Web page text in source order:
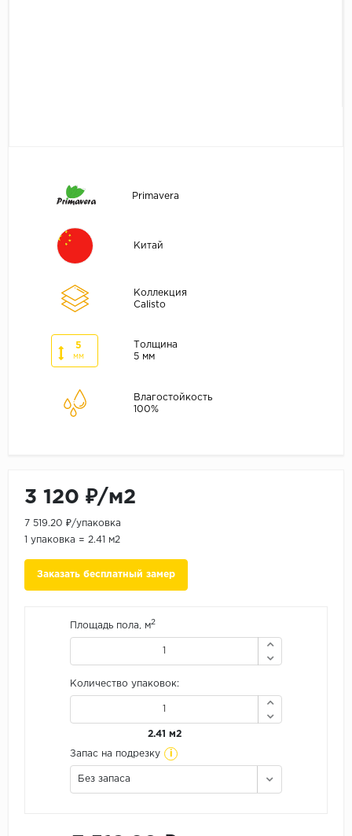
Дуб
Каштан
Орех
Primavera
Китай
Коллекция
Calisto
5
мм
Толщина
5 мм
Влагостойкость
100%
3 120 ₽/м2
7 519.20 ₽/упаковка
1 упаковка = 2.41 м2
Заказать бесплатный замер
Площадь пола, м2
Количество упаковок:
2.41 м2
Запас на подрезку i
Без запаса